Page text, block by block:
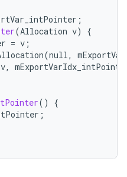
;
(Allocation v)
{
= v ;
(null,
v,
()
{
;